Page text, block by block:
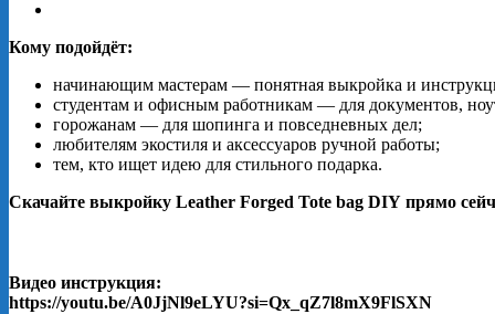
Кому подойдёт:
начинающим мастерам — понятная выкройка и
студентам и офисным работникам — для документов,
горожанам — для шопинга и повседневных дел;
любителям экостиля и аксессуаров ручной работы;
тем, кто ищет идею для стильного подарка.
Скачайте выкройку Leather Forged Tote bag DIY прямо
Видео инструкция:
https://youtu.be/A0JjNl9eLYU?si=Qx_qZ7l8mX9FlSXN